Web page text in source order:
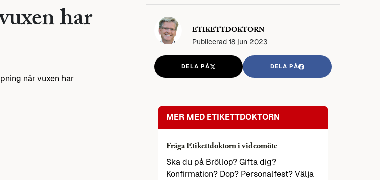
har ETIKETTDOKTORN
Publicerad 18 jun 2023
DELA PÅ DELA PÅ
MER MED ETIKETTDOKTORN
Fråga Etikettdoktorn i videomöte
Ska du på Bröllop? Gifta dig?
Konfirmation? Dop? Personalfest? Välja